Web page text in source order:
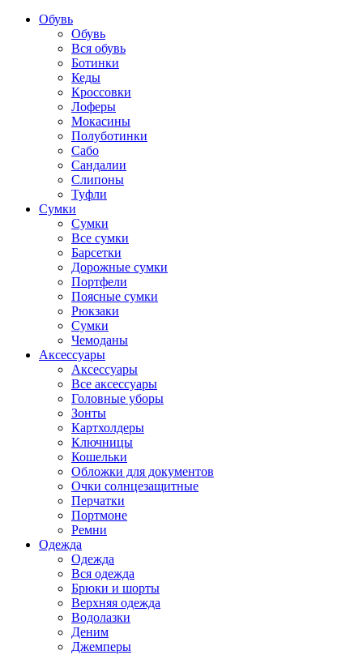
Обувь
Обувь
Вся обувь
Ботинки
Кеды
Кроссовки
Лоферы
Мокасины
Полуботинки
Сабо
Сандалии
Слипоны
Туфли
Сумки
Сумки
Все сумки
Барсетки
Дорожные сумки
Портфели
Поясные сумки
Рюкзаки
Сумки
Чемоданы
Аксессуары
Аксессуары
Все аксессуары
Головные уборы
Зонты
Картхолдеры
Ключницы
Кошельки
Обложки для документов
Очки солнцезащитные
Перчатки
Портмоне
Ремни
Одежда
Одежда
Вся одежда
Брюки и шорты
Верхняя одежда
Водолазки
Деним
Джемперы